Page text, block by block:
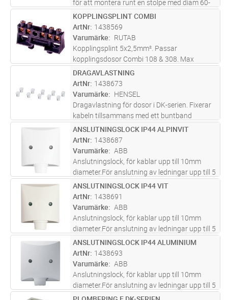
för att montera runt en stolpe med diam 60-
150mm. Levereras inklusive
monteringsskruvar.Passar till dosor i DK och
KF-serierna. Storlek 25,30 och 50.
ST Lägg i kundvagn
KOPPLINGSPLINT COMBI
ArtNr 1438569
Varumärke
RUTAB
Kopplingsplint 5x2,5mm². Passar
kopplingsdosor Combi 108 & 308. Max
kapacitet på varje terminal 2x4 mm², 3x2,5
mm², 5x1,5mm².
FP Lägg i kundvagn
DRAGAVLASTNING
ArtNr 1438673
Varumärke
HENSEL
Dragavlastning för dosor i DK-serien. Fixerar
kabeln tillsammans med ett buntband
ST Lägg i kundvagn
ANSLUTNINGSLOCK IP44 ALPINVIT
ArtNr 1438687
Varumärke
ABB
Anslutningslock, för kablar upp till 10mm
diameter.För anslutning av ledningar upp till 5
x 2,5 mm².Med dragavlastning.Plint ingår
ej.Med tätningsring.IP 44
ST Lägg i kundvagn
ANSLUTNINGSLOCK IP44 VIT
ArtNr 1438691
Varumärke
ABB
Anslutningslock, för kablar upp till 10mm
diameter.För anslutning av ledningar upp till 5
x 2,5 mm².Med dragavlastning.Plint ingår
ej.Med tätningsring.IP 44
ST Lägg i kundvagn
ANSLUTNINGSLOCK IP44 ALUMINIUM
ArtNr 1438693
Varumärke
ABB
Anslutningslock, för kablar upp till 10mm
diameter.För anslutning av ledningar upp till 5
x 2,5 mm².Med dragavlastning.Plint ingår